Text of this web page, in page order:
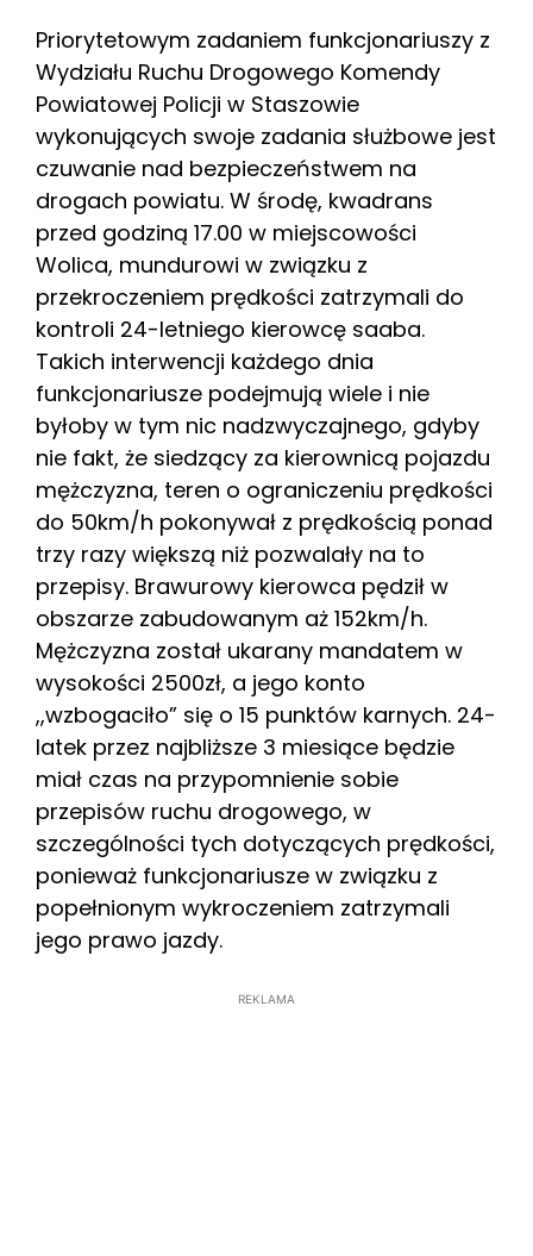
Priorytetowym zadaniem funkcjonariuszy z
Wydziału Ruchu Drogowego Komendy
Powiatowej Policji w Staszowie
wykonujących swoje zadania służbowe jest
czuwanie nad bezpieczeństwem na
drogach powiatu. W środę, kwadrans
przed godziną 17.00 w miejscowości
Wolica, mundurowi w związku z
przekroczeniem prędkości zatrzymali do
kontroli 24-letniego kierowcę saaba.
Takich interwencji każdego dnia
funkcjonariusze podejmują wiele i nie
byłoby w tym nic nadzwyczajnego, gdyby
nie fakt, że siedzący za kierownicą pojazdu
mężczyzna, teren o ograniczeniu prędkości
do 50km/h pokonywał z prędkością ponad
trzy razy większą niż pozwalały na to
przepisy. Brawurowy kierowca pędził w
obszarze zabudowanym aż 152km/h.
Mężczyzna został ukarany mandatem w
wysokości 2500zł, a jego konto
,,wzbogaciło” się o 15 punktów karnych. 24-
latek przez najbliższe 3 miesiące będzie
miał czas na przypomnienie sobie
przepisów ruchu drogowego, w
szczególności tych dotyczących prędkości,
ponieważ funkcjonariusze w związku z
popełnionym wykroczeniem zatrzymali
jego prawo jazdy.
REKLAMA